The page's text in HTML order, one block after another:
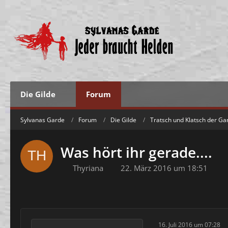
Die Gilde Forum
Sylvanas Garde Forum Die Gilde Tratsch und Klatsch der
Was hört ihr gerade....
Thyriana 22. März 2016 um 18:51
16. Juli 2016 um 07:28